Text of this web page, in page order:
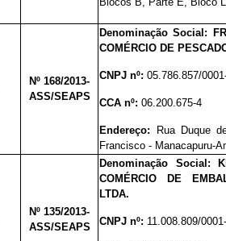
Nº 168/2013-
ASS/SEAPS
Denominação Social:
COMÉRCIO DE
CNPJ nº:05.786.857/
CCA nº:06.200.675-4
Endereço:
Rua Duque
Francisco - Manacapuru-
Nº 135/2013-
ASS/SEAPS
Denominação Social:
COMÉRCIO DE
LTDA.
CNPJ nº: 11.008.809/